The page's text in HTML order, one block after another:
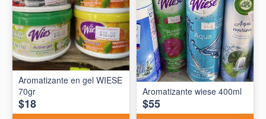
Aromatizante en gel WIESE
70gr
$18
Aromatizante wiese 400ml
$55